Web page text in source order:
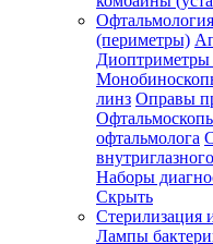
Офтальмология
(периметры)
линз Оправы
офтальмолога
Наборы
Скрыть
Стерилизация
Лампы